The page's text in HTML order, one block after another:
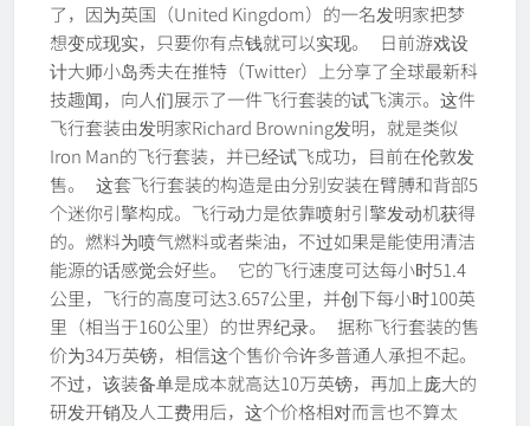
了，因为英国（United Kingdom）的一名发明家把梦
想变成现实，只要你有点钱就可以实现。 日前游戏设
计大师小岛秀夫在推特（Twitter）上分享了全球最新科
技趣闻，向人们展示了一件飞行套装的试飞演示。这件
飞行套装由发明家Richard Browning发明，就是类似
Iron Man的飞行套装，并已经试飞成功，目前在伦敦发
售。 这套飞行套装的构造是由分别安装在臂膊和背部5
个迷你引擎构成。飞行动力是依靠喷射引擎发动机获得
的。燃料为喷气燃料或者柴油，不过如果是能使用清洁
能源的话感觉会好些。 它的飞行速度可达每小时51.4
公里，飞行的高度可达3.657公里，并创下每小时100英
里（相当于160公里）的世界纪录。 据称飞行套装的售
价为34万英镑，相信这个售价令许多普通人承担不起。
不过，该装备单是成本就高达10万英镑，再加上庞大的
研发开销及人工费用后，这个价格相对而言也不算太